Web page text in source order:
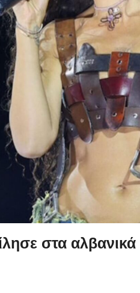
στα αλβανικά